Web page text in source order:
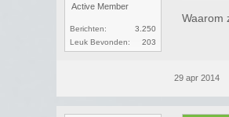
Active Member
Berichten:
3.250
Leuk Bevonden:
203
Waarom
29 apr 2014